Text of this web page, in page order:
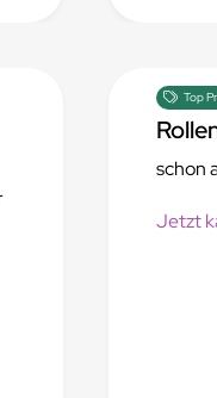
Top
schon
Jetzt